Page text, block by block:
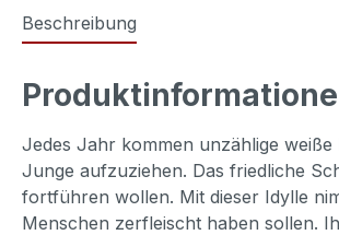
Beschreibung
Jedes Jahr kommen unzählige
Junge aufzuziehen. Das friedliche
fortführen wollen. Mit dieser Idylle
Menschen zerfleischt haben sollen.